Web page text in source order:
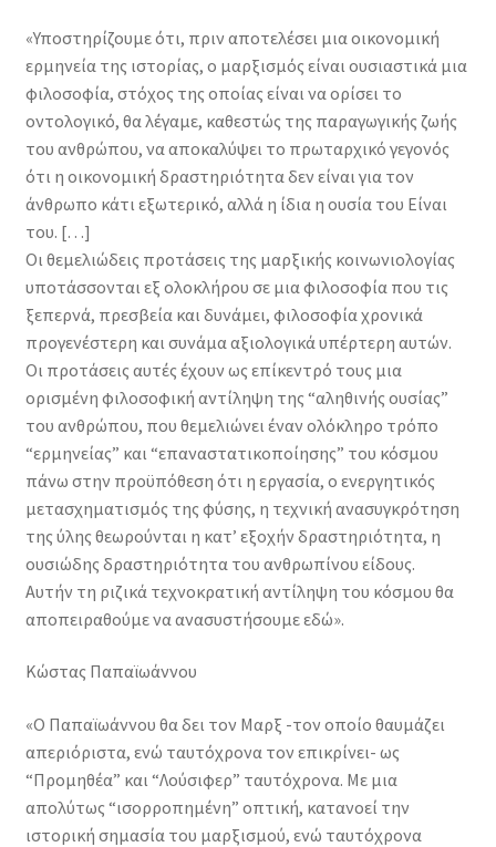
-
Οντολογία
και
αλλοτρίωση
ποσότητα
«Υποστηρίζουμε ότι, πριν αποτελέσει μια οικονομική
ερμηνεία της ιστορίας, ο μαρξισμός είναι ουσιαστικά μια
φιλοσοφία, στόχος της οποίας είναι να ορίσει το
οντολογικό, θα λέγαμε, καθεστώς της παραγωγικής ζωής
του ανθρώπου, να αποκαλύψει το πρωταρχικό γεγονός
ότι η οικονομική δραστηριότητα δεν είναι για τον
άνθρωπο κάτι εξωτερικό, αλλά η ίδια η ουσία του Είναι
του. […]
Οι θεμελιώδεις προτάσεις της μαρξικής κοινωνιολογίας
υποτάσσονται εξ ολοκλήρου σε μια φιλοσοφία που τις
ξεπερνά, πρεσβεία και δυνάμει, φιλοσοφία χρονικά
προγενέστερη και συνάμα αξιολογικά υπέρτερη αυτών.
Οι προτάσεις αυτές έχουν ως επίκεντρό τους μια
ορισμένη φιλοσοφική αντίληψη της “αληθινής ουσίας”
του ανθρώπου, που θεμελιώνει έναν ολόκληρο τρόπο
“ερμηνείας” και “επαναστατικοποίησης” του κόσμου
πάνω στην προϋπόθεση ότι η εργασία, ο ενεργητικός
μετασχηματισμός της φύσης, η τεχνική ανασυγκρότηση
της ύλης θεωρούνται η κατ’ εξοχήν δραστηριότητα, η
ουσιώδης δραστηριότητα του ανθρωπίνου είδους.
Αυτήν τη ριζικά τεχνοκρατική αντίληψη του κόσμου θα
αποπειραθούμε να ανασυστήσουμε εδώ».
Κώστας Παπαϊωάννου
«Ο Παπαϊωάννου θα δει τον Μαρξ -τον οποίο θαυμάζει
απεριόριστα, ενώ ταυτόχρονα τον επικρίνει- ως
“Προμηθέα” και “Λούσιφερ” ταυτόχρονα. Με μια
απολύτως “ισορροπημένη” οπτική, κατανοεί την
ιστορική σημασία του μαρξισμού, ενώ ταυτόχρονα